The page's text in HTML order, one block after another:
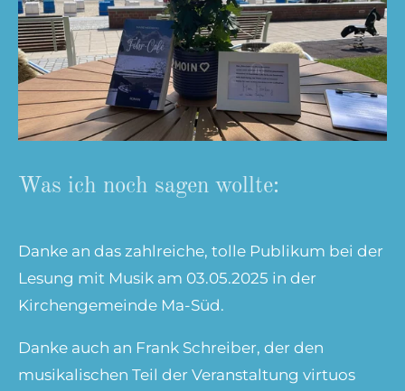
Was ich noch sagen wollte:
Danke an das zahlreiche, tolle Publikum bei der
Lesung mit Musik am 03.05.2025 in der
Kirchengemeinde Ma-Süd.
Danke auch an Frank Schreiber, der den
musikalischen Teil der Veranstaltung virtuos